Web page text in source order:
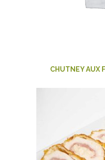
CHUTNEY AUX